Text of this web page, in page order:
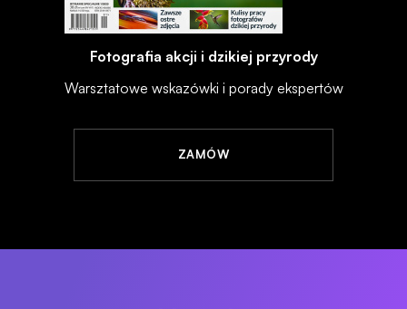
Fotografia akcji i dzikiej przyrody
Warsztatowe wskazówki i porady ekspertów
ZAMÓW